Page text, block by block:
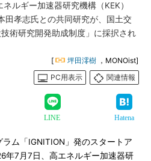
ルギー加速器研究機構（KEK）
田孝志氏との共同研究が、国土交
術研究開発助成制度」に採択され
[ 坪田澪樹 ，MONOist]
PC用表示
関連情報
LINE Hatena
ム「IGNITION」発のスタートア
年7月7日、高エネルギー加速器研